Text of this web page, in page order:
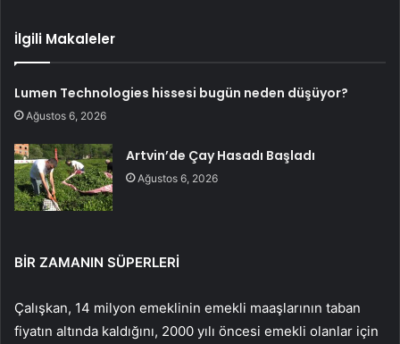
İlgili Makaleler
Lumen Technologies hissesi bugün neden düşüyor?
Ağustos 6, 2026
Artvin’de Çay Hasadı Başladı
Ağustos 6, 2026
BİR ZAMANIN SÜPERLERİ
Çalışkan, 14 milyon emeklinin emekli maaşlarının taban
fiyatın altında kaldığını, 2000 yılı öncesi emekli olanlar için